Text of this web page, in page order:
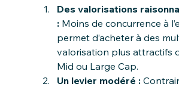
Des valorisations
: Moins de concurrence à
permet d’acheter à des
valorisation plus attractifs
Mid ou Large Cap.
Un levier modéré :